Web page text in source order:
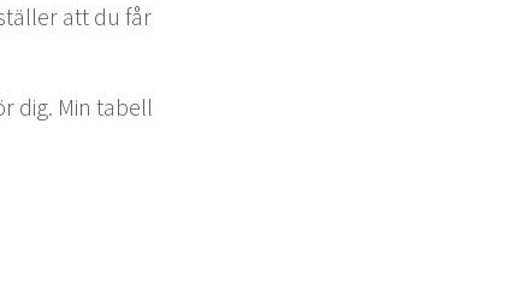
att du får
dig. Min tabell